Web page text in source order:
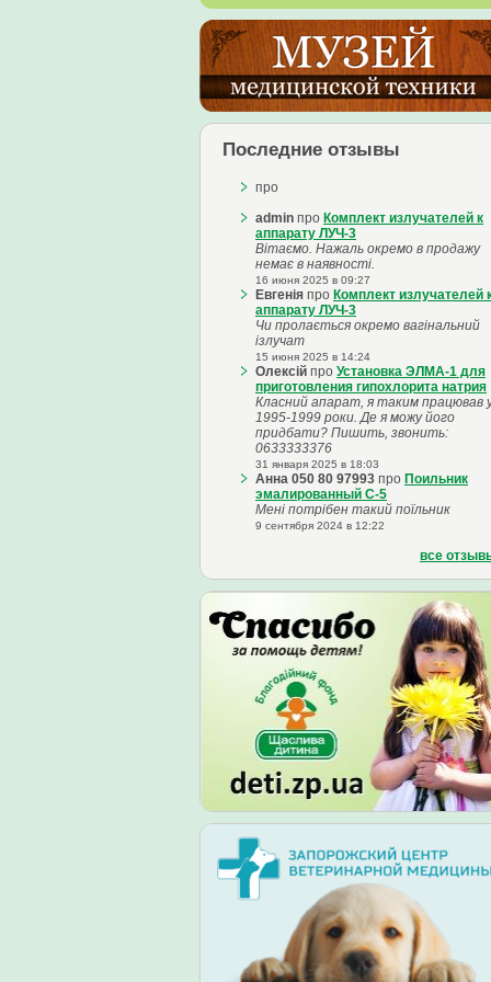
Последние отзывы
про
admin про Комплект излучателей к
аппарату ЛУЧ-3
Вітаємо. Нажаль окремо в продажу
немає в наявності.
16 июня 2025 в 09:27
Евгенія про Комплект излучателей
аппарату ЛУЧ-3
Чи пролається окремо вагінальний
ізлучат
15 июня 2025 в 14:24
Олексій про Установка ЭЛМА-1 для
приготовления гипохлорита натрия
Класний апарат, я таким працював
1995-1999 роки. Де я можу його
придбати? Пишить, звонить:
0633333376
31 января 2025 в 18:03
Анна 050 80 97993 про Поильник
эмалированный С-5
Мені потрібен такий поїльник
9 сентября 2024 в 12:22
все